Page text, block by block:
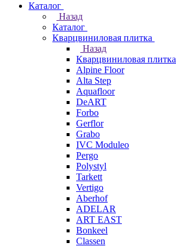
Каталог
Назад
Каталог
Кварцвиниловая плитка
Назад
Кварцвиниловая плитка
Alpine Floor
Alta Step
Aquafloor
DeART
Forbo
Gerflor
Grabo
IVC Moduleo
Pergo
Polystyl
Tarkett
Vertigo
Aberhof
ADELAR
ART EAST
Bonkeel
Classen